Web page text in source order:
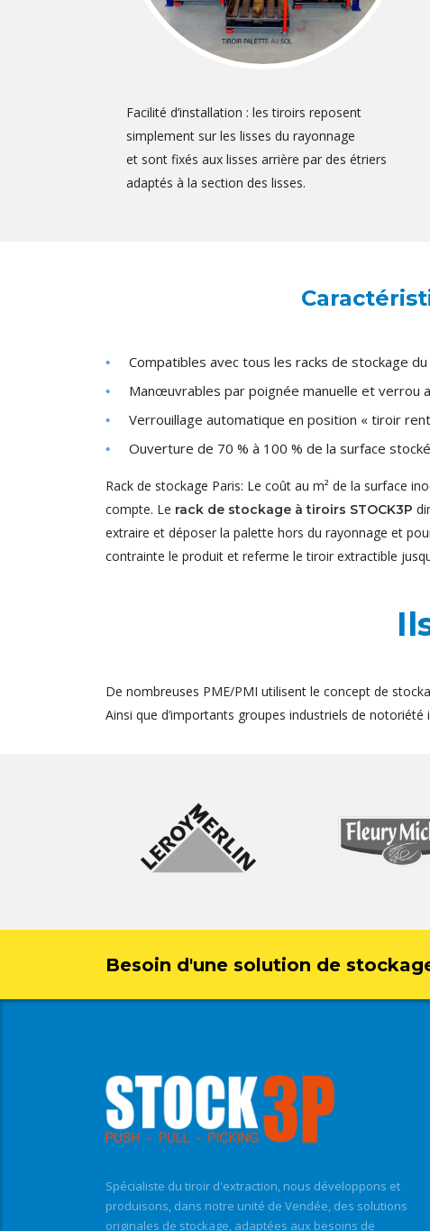
Facilité d’installation : les tiroirs reposent
simplement sur les lisses du rayonnage
et sont fixés aux lisses arrière par des étriers
adaptés à la section des lisses.
Compatibles avec tous les racks de stockage
Manœuvrables par poignée manuelle et verrou
Verrouillage automatique en position « tiroir
Ouverture de 70 % à 100 % de la surface
Rack de stockage Paris: Le coût au m² de la surface
compte. Le rack de stockage à tiroirs STOCK3P
extraire et déposer la palette hors du rayonnage et
contrainte le produit et referme le tiroir extractible
De nombreuses PME/PMI utilisent le concept de
Ainsi que d’importants groupes industriels de
Besoin d'une solution de
Spécialiste du tiroir d'extraction, nous développons et
produisons, dans notre unité de Vendée, des solutions
originales de stockage, adaptées aux besoins de